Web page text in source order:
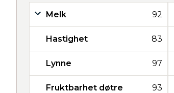
Melk 92
Hastighet 83
Lynne 97
Fruktbarhet døtre 93